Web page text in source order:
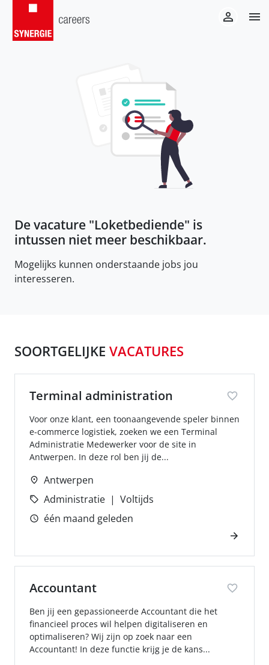
De vacature "Loketbediende" is
intussen niet meer beschikbaar.
Mogelijks kunnen onderstaande jobs jou
interesseren.
SOORTGELIJKE VACATURES
Terminal administration
Voor onze klant, een toonaangevende speler binnen
e-commerce logistiek, zoeken we een Terminal
Administratie Medewerker voor de site in
Antwerpen. In deze rol ben jij de...
Antwerpen
Administratie
Voltijds
één maand geleden
Accountant
Ben jij een gepassioneerde Accountant die het
financieel proces wil helpen digitaliseren en
optimaliseren? Wij zijn op zoek naar een
Accountant! In deze functie krijg je de kans...